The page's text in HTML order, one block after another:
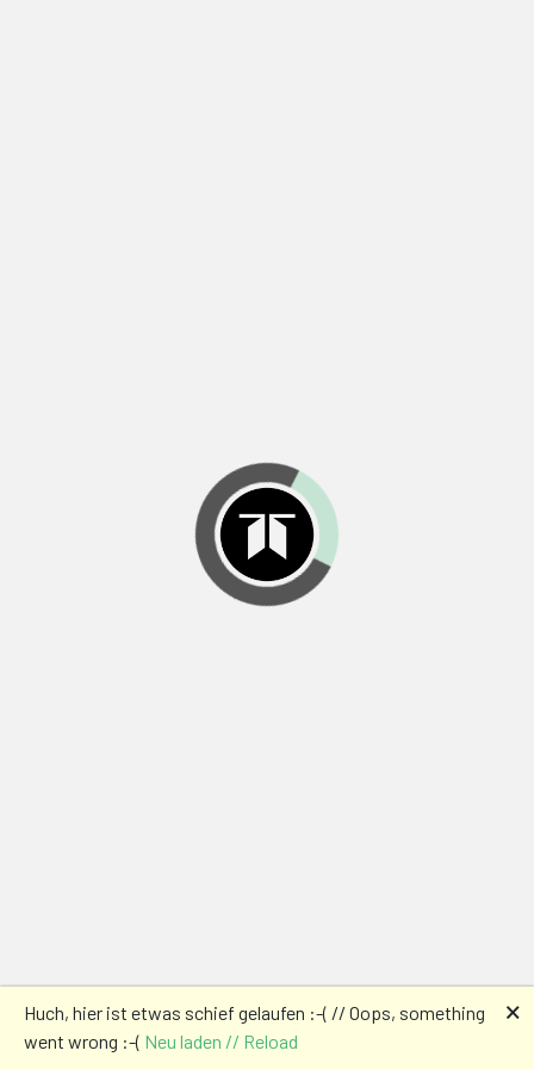
Huch, hier ist etwas schief gelaufen :-( // Oops, something
went wrong :-( Neu laden // Reload
🗙